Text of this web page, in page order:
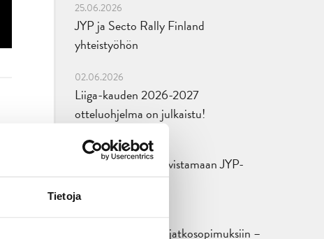
Tietoja
25.06.2026
JYP ja Secto Rally Finland
yhteistyöhön
02.06.2026
Liiga-kauden 2026-2027
otteluohjelma on julkaistu!
27.05.2026
Reece Newkirk vahvistamaan JYP-
Jaatinen ja Liljamo jatkosopimuksiin –